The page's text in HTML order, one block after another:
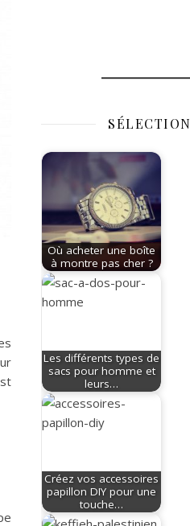
SÉLECTION
Où acheter une boîte
à montre pas cher ?
Les différents types de
sacs pour homme et
leurs…
Créez vos accessoires
papillon DIY pour une
touche…